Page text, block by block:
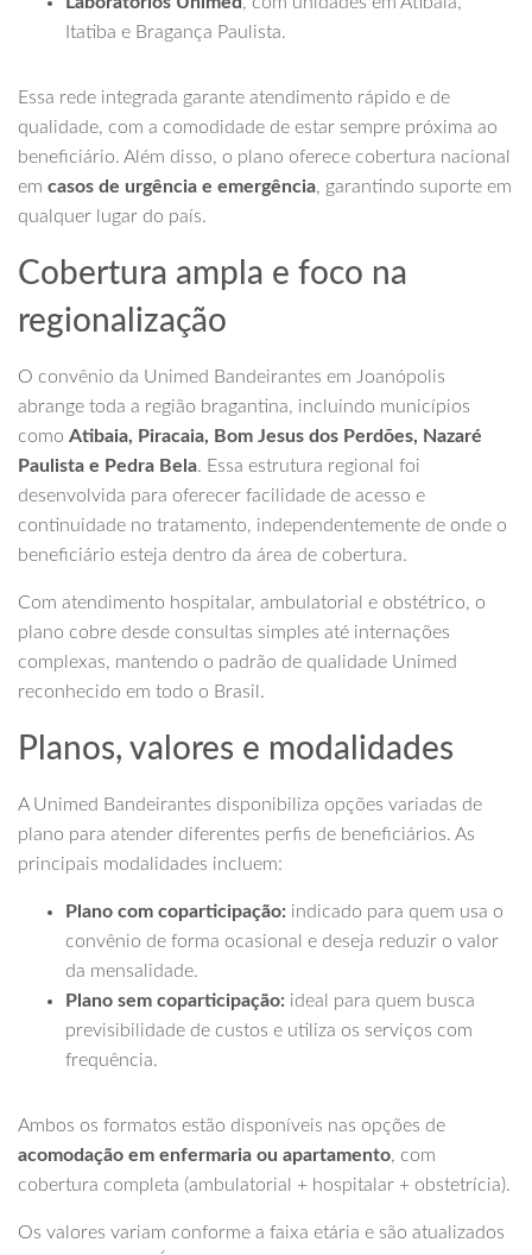
Itatiba e Bragança Paulista.
Essa rede integrada garante atendimento rápido e de
qualidade, com a comodidade de estar sempre próxima ao
beneficiário. Além disso, o plano oferece cobertura nacional
em casos de urgência e emergência, garantindo suporte em
qualquer lugar do país.
Cobertura ampla e foco na
regionalização
O convênio da Unimed Bandeirantes em Joanópolis
abrange toda a região bragantina, incluindo municípios
como Atibaia, Piracaia, Bom Jesus dos Perdões, Nazaré
Paulista e Pedra Bela. Essa estrutura regional foi
desenvolvida para oferecer facilidade de acesso e
continuidade no tratamento, independentemente de onde o
beneficiário esteja dentro da área de cobertura.
Com atendimento hospitalar, ambulatorial e obstétrico, o
plano cobre desde consultas simples até internações
complexas, mantendo o padrão de qualidade Unimed
reconhecido em todo o Brasil.
Planos, valores e modalidades
A Unimed Bandeirantes disponibiliza opções variadas de
plano para atender diferentes perfis de beneficiários. As
principais modalidades incluem:
Plano com coparticipação: indicado para quem usa o
convênio de forma ocasional e deseja reduzir o valor
da mensalidade.
Plano sem coparticipação: ideal para quem busca
previsibilidade de custos e utiliza os serviços com
frequência.
Ambos os formatos estão disponíveis nas opções de
acomodação em enfermaria ou apartamento, com
cobertura completa (ambulatorial + hospitalar + obstetrícia).
Os valores variam conforme a faixa etária e são atualizados